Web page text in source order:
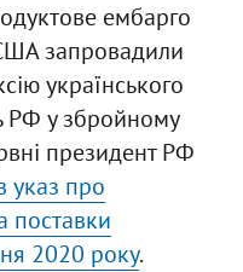
ембарго
запровадили
українського
РФ у збройному
президент РФ
указ про
поставки
2020 року.